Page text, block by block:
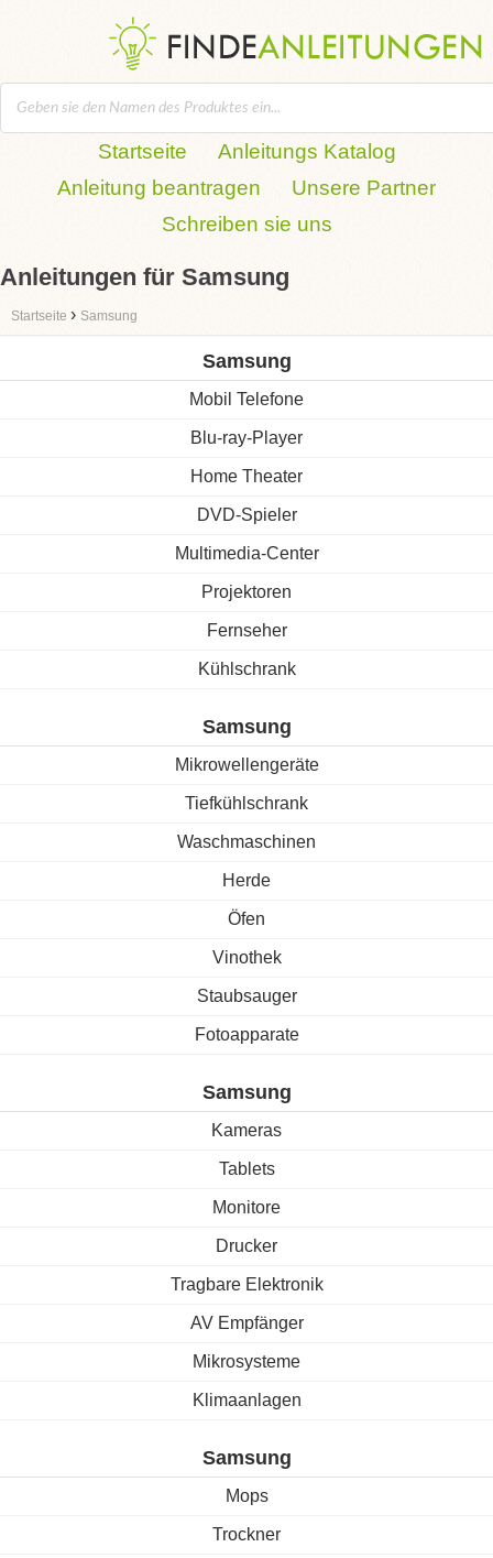
Startseite
Anleitungs Katalog
Anleitung beantragen
Unsere Partner
Schreiben sie uns
Anleitungen für Samsung
Startseite › Samsung
Samsung
Mobil Telefone
Blu-ray-Player
Home Theater
DVD-Spieler
Multimedia-Center
Projektoren
Fernseher
Kühlschrank
Samsung
Mikrowellengeräte
Tiefkühlschrank
Waschmaschinen
Herde
Öfen
Vinothek
Staubsauger
Fotoapparate
Samsung
Kameras
Tablets
Monitore
Drucker
Tragbare Elektronik
AV Empfänger
Mikrosysteme
Klimaanlagen
Samsung
Mops
Trockner